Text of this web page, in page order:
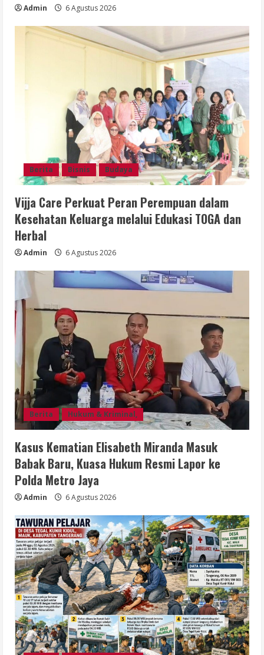
Admin 6 Agustus 2026
Berita Bisnis Budaya
Vijja Care Perkuat Peran Perempuan dalam
Kesehatan Keluarga melalui Edukasi TOGA dan
Herbal
Admin 6 Agustus 2026
Berita Hukum & Kriminal,
Kasus Kematian Elisabeth Miranda Masuk
Babak Baru, Kuasa Hukum Resmi Lapor ke
Polda Metro Jaya
Admin 6 Agustus 2026